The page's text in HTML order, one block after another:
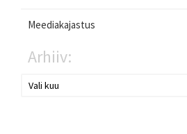
Meediakajastus
Arhiiv: